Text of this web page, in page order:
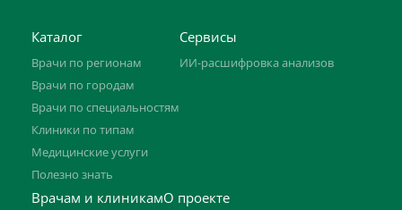
Каталог
Врачи по регионам
Врачи по городам
Врачи по специальностям
Клиники по типам
Медицинские услуги
Полезно знать
Сервисы
ИИ-расшифровка анализов
Врачам и клиникамО проекте